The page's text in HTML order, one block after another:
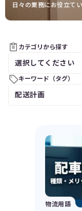
日々の業務にお役立て
カテゴリから探す
キーワード（タグ）
物流用語